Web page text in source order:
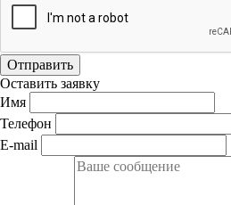
Отправить
Оставить заявку
Имя
Телефон
E-mail